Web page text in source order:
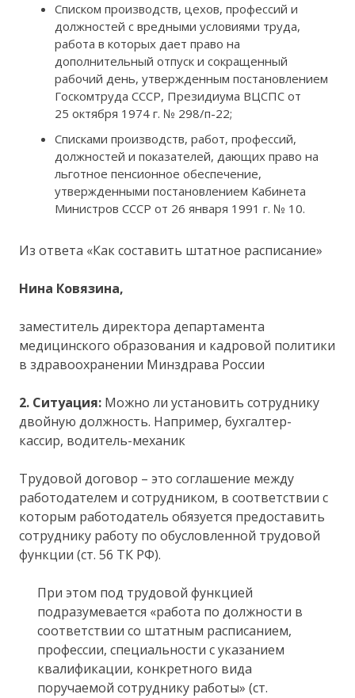
Списком производств, цехов, профессий и
должностей с вредными условиями труда,
работа в которых дает право на
дополнительный отпуск и сокращенный
рабочий день, утвержденным постановлением
Госкомтруда СССР, Президиума ВЦСПС от
25 октября 1974 г. № 298/п-22;
Списками производств, работ, профессий,
должностей и показателей, дающих право на
льготное пенсионное обеспечение,
утвержденными постановлением Кабинета
Министров СССР от 26 января 1991 г. № 10.
Из ответа «Как составить штатное расписание»
Нина Ковязина,
заместитель директора департамента
медицинского образования и кадровой политики
в здравоохранении Минздрава России
2. Ситуация: Можно ли установить сотруднику
двойную должность. Например, бухгалтер-
кассир, водитель-механик
Трудовой договор – это соглашение между
работодателем и сотрудником, в соответствии с
которым работодатель обязуется предоставить
сотруднику работу по обусловленной трудовой
функции (ст. 56 ТК РФ).
При этом под трудовой функцией
подразумевается «работа по должности в
соответствии со штатным расписанием,
профессии, специальности с указанием
квалификации, конкретного вида
поручаемой сотруднику работы» (ст.